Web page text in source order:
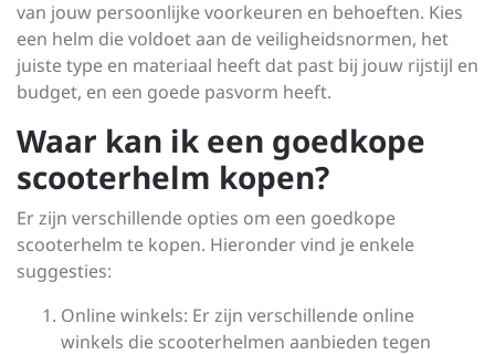
van jouw persoonlijke voorkeuren en behoeften. Kies
een helm die voldoet aan de veiligheidsnormen, het
juiste type en materiaal heeft dat past bij jouw rijstijl en
budget, en een goede pasvorm heeft.
Waar kan ik een goedkope
scooterhelm kopen?
Er zijn verschillende opties om een goedkope
scooterhelm te kopen. Hieronder vind je enkele
suggesties:
Online winkels: Er zijn verschillende online
winkels die scooterhelmen aanbieden tegen